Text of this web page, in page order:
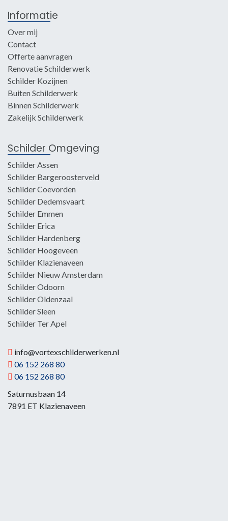
Informatie
Over mij
Contact
Offerte aanvragen
Renovatie Schilderwerk
Schilder Kozijnen
Buiten Schilderwerk
Binnen Schilderwerk
Zakelijk Schilderwerk
Schilder Omgeving
Schilder Assen
Schilder Bargeroosterveld
Schilder Coevorden
Schilder Dedemsvaart
Schilder Emmen
Schilder Erica
Schilder Hardenberg
Schilder Hoogeveen
Schilder Klazienaveen
Schilder Nieuw Amsterdam
Schilder Odoorn
Schilder Oldenzaal
Schilder Sleen
Schilder Ter Apel
info@vortexschilderwerken.nl
06 152 268 80
06 152 268 80
Saturnusbaan 14
7891 ET Klazienaveen